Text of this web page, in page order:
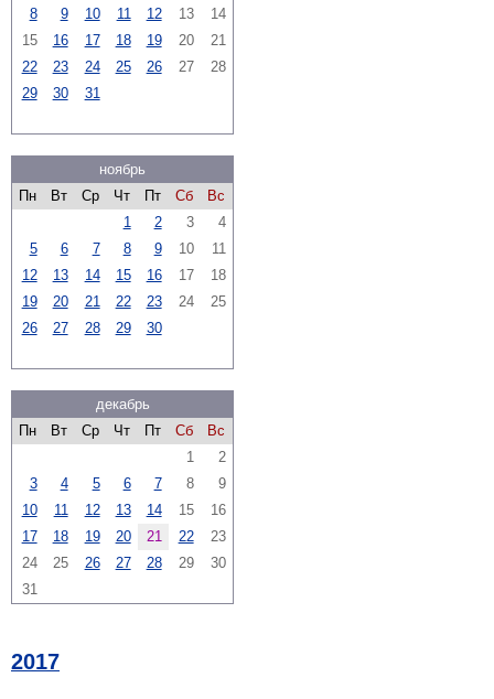
8 9 10 11 12 13
14
15
16 17 18 19 20
21
22
23 24 25 26 27
28
29
30 31
ноябрь
Пн
Вт Ср Чт Пт Сб
Вс
1
2 3
4
5
6 7 8 9 10
11
12
13 14 15 16 17
18
19
20 21 22 23 24
25
26
27 28 29 30
декабрь
Пн
Вт Ср Чт Пт Сб
Вс
1
2
3
4 5 6 7 8
9
10
11 12 13 14 15
16
17
18 19 20 21 22
23
24
25 26 27 28 29
30
31
2017